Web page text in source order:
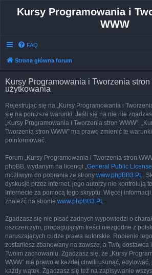
Kursy Programowania i
WWW
FAQ
Strona główna forum
Kursy Programowania i Tworzenia stron
użytkowania
Rejestrując się na „Kursy Programowania i
się na poniższe warunki. Jeśli się na nie nie
„Kursy Programowania i Tworzenia stron WWW”.
Tworzenia stron WWW” ma prawo zmienić te
poinformować.
Forum „Kursy Programowania i Tworzenia stron
phpBB, wydanym na licencji „General Public License
możliwym do pobrania ze strony www.phpBB3.PL.
dyskusje przez Internet, jego autorzy nie kontrolują
Internecie za pomocą tego skryptu. Więcej
znaleźć na stronie www.phpBB3.PL.
Zgadzasz się nie pisać żadnych wypowiedzi o
oszczerczym, propagującym treści niezgodne z
naruszających cudze prawa autorskie. Robienie
zostaniesz zbanowany na zawsze, a Twój dostawca
Twoim zachowaniu. Zgadzasz się, że „Kursy
WWW” ma prawo w każdej chwili usunąć,
każdy wątek. Zgadzasz się też na zapisywanie